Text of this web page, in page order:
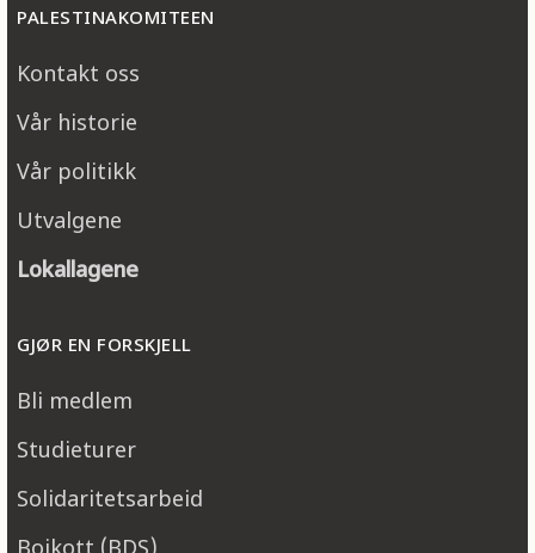
PALESTINAKOMITEEN
Kontakt oss
Vår historie
Vår politikk
Utvalgene
Lokallagene
GJØR EN FORSKJELL
Bli medlem
Studieturer
Solidaritetsarbeid